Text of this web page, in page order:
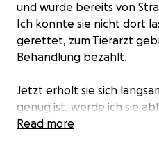
und wurde bereits von
Ich konnte sie nicht dort
gerettet, zum Tierarzt
Behandlung bezahlt.
Jetzt erholt sie sich
genug ist, werde ich sie
sie kümmern.
Read more